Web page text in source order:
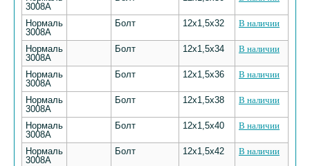
3008А
Нормаль
3008А
Болт 12х1,5х32 В наличии
Нормаль
3008А
Болт 12х1,5х34 В наличии
Нормаль
3008А
Болт 12х1,5х36 В наличии
Нормаль
3008А
Болт 12х1,5х38 В наличии
Нормаль
3008А
Болт 12х1,5х40 В наличии
Нормаль
3008А
Болт 12х1,5х42 В наличии